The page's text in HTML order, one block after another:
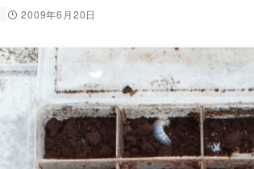
2009年6月20日